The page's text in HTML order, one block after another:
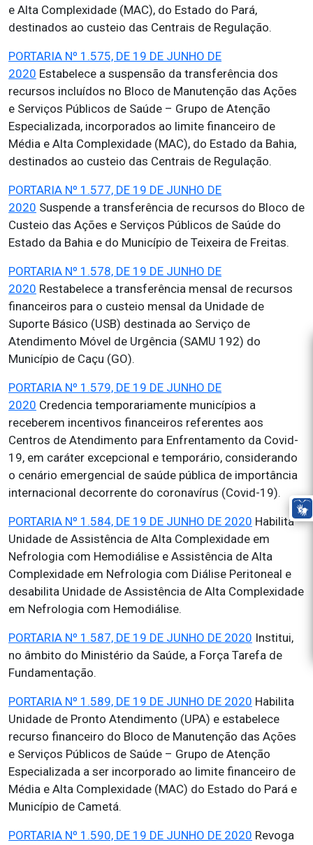
e Alta Complexidade (MAC), do Estado do Pará,
destinados ao custeio das Centrais de Regulação.
PORTARIA Nº 1.575, DE 19 DE JUNHO DE
2020 Estabelece a suspensão da transferência dos
recursos incluídos no Bloco de Manutenção das Ações
e Serviços Públicos de Saúde – Grupo de Atenção
Especializada, incorporados ao limite financeiro de
Média e Alta Complexidade (MAC), do Estado da Bahia,
destinados ao custeio das Centrais de Regulação.
PORTARIA Nº 1.577, DE 19 DE JUNHO DE
2020 Suspende a transferência de recursos do Bloco de
Custeio das Ações e Serviços Públicos de Saúde do
Estado da Bahia e do Município de Teixeira de Freitas.
PORTARIA Nº 1.578, DE 19 DE JUNHO DE
2020 Restabelece a transferência mensal de recursos
financeiros para o custeio mensal da Unidade de
Suporte Básico (USB) destinada ao Serviço de
Atendimento Móvel de Urgência (SAMU 192) do
Município de Caçu (GO).
PORTARIA Nº 1.579, DE 19 DE JUNHO DE
2020 Credencia temporariamente municípios a
receberem incentivos financeiros referentes aos
Centros de Atendimento para Enfrentamento da Covid-
19, em caráter excepcional e temporário, considerando
o cenário emergencial de saúde pública de importância
internacional decorrente do coronavírus (Covid-19).
PORTARIA Nº 1.584, DE 19 DE JUNHO DE 2020 Habilita
Unidade de Assistência de Alta Complexidade em
Nefrologia com Hemodiálise e Assistência de Alta
Complexidade em Nefrologia com Diálise Peritoneal e
desabilita Unidade de Assistência de Alta Complexidade
em Nefrologia com Hemodiálise.
PORTARIA Nº 1.587, DE 19 DE JUNHO DE 2020 Institui,
no âmbito do Ministério da Saúde, a Força Tarefa de
Fundamentação.
PORTARIA Nº 1.589, DE 19 DE JUNHO DE 2020 Habilita
Unidade de Pronto Atendimento (UPA) e estabelece
recurso financeiro do Bloco de Manutenção das Ações
e Serviços Públicos de Saúde – Grupo de Atenção
Especializada a ser incorporado ao limite financeiro de
Média e Alta Complexidade (MAC) do Estado do Pará e
Município de Cametá.
PORTARIA Nº 1.590, DE 19 DE JUNHO DE 2020 Revoga